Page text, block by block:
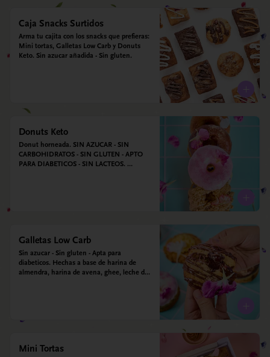
Caja Snacks Surtidos
Arma tu cajita con los snacks que prefieras:
Mini tortas, Galletas Low Carb y Donuts
Keto. Sin azucar añadida - Sin gluten.
Donuts Keto
Donut horneada. SIN AZUCAR - SIN
CARBOHIDRATOS - SIN GLUTEN - APTO
PARA DIABETICOS - SIN LACTEOS.
Galletas Low Carb
Sin azucar - Sin gluten - Apta para
diabeticos. Hechas a base de harina de
almendra, harina de avena, ghee, leche de
Mini Tortas